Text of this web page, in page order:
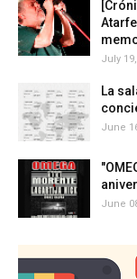
July
La
June
June